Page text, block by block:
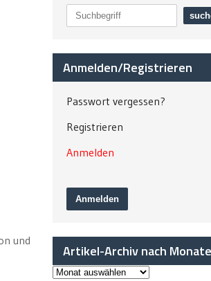
und
Anmelden/Registrieren
Passwort vergessen?
Registrieren
Anmelden
Artikel-Archiv nach